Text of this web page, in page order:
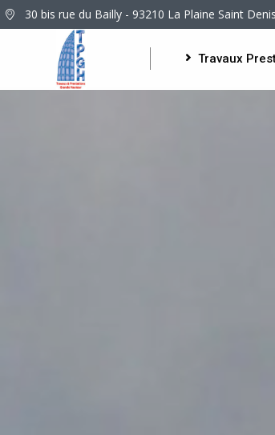
30 bis rue du Bailly - 93210 La Plaine Saint Denis
Travaux